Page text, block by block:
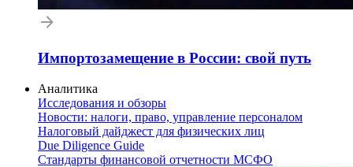
Импортозамещение в России: свой путь
Аналитика
Исследования и обзоры
Новости: налоги, право, управление персоналом
Налоговый дайджест для физических лиц
Due Diligence Guide
Стандарты финансовой отчетности МСФО